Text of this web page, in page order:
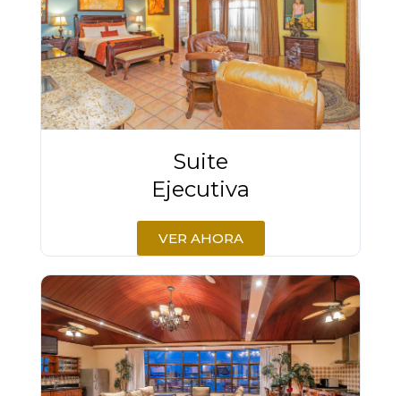
Suite
Ejecutiva
VER AHORA